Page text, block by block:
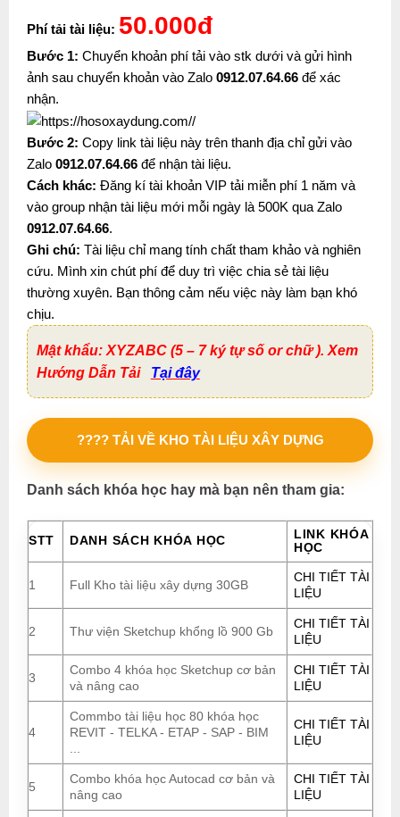
Phí tải tài liệu: 50.000đ
Bước 1: Chuyển khoản phí tải vào stk dưới và gửi hình
ảnh sau chuyển khoản vào Zalo 0912.07.64.66để xác
nhận.
Bước 2: Copy link tài liệu này trên thanh địa chỉ gửi vào
Zalo 0912.07.64.66để nhận tài liệu.
Cách khác: Đăng kí tài khoản VIP tải miễn phí 1 năm và
vào group nhận tài liệu mới mỗi ngày là 500K qua Zalo
0912.07.64.66.
Ghi chú: Tài liệu chỉ mang tính chất tham khảo và nghiên
cứu. Mình xin chút phí để duy trì việc chia sẻ tài liệu
thường xuyên. Bạn thông cảm nếu việc này làm bạn khó
chịu.
Mật khẩu: XYZABC (5 – 7 ký tự số or chữ ). Xem
Hướng Dẫn Tải
Tại đây
???? TẢI VỀ KHO TÀI LIỆU XÂY DỰNG
Danh sách khóa học hay mà bạn nên tham gia:
STT DANH SÁCH KHÓA HỌC
LINK KHÓA
HỌC
1 Full Kho tài liệu xây dựng 30GB
CHI TIẾT TÀI
LIỆU
2 Thư viện Sketchup khổng lồ 900 Gb
CHI TIẾT TÀI
LIỆU
3
Combo 4 khóa học Sketchup cơ bản
và nâng cao
CHI TIẾT TÀI
LIỆU
4
Commbo tài liệu học 80 khóa học
REVIT - TELKA - ETAP - SAP - BIM
CHI TIẾT TÀI
LIỆU
5
Combo khóa học Autocad cơ bản và
nâng cao
CHI TIẾT TÀI
LIỆU